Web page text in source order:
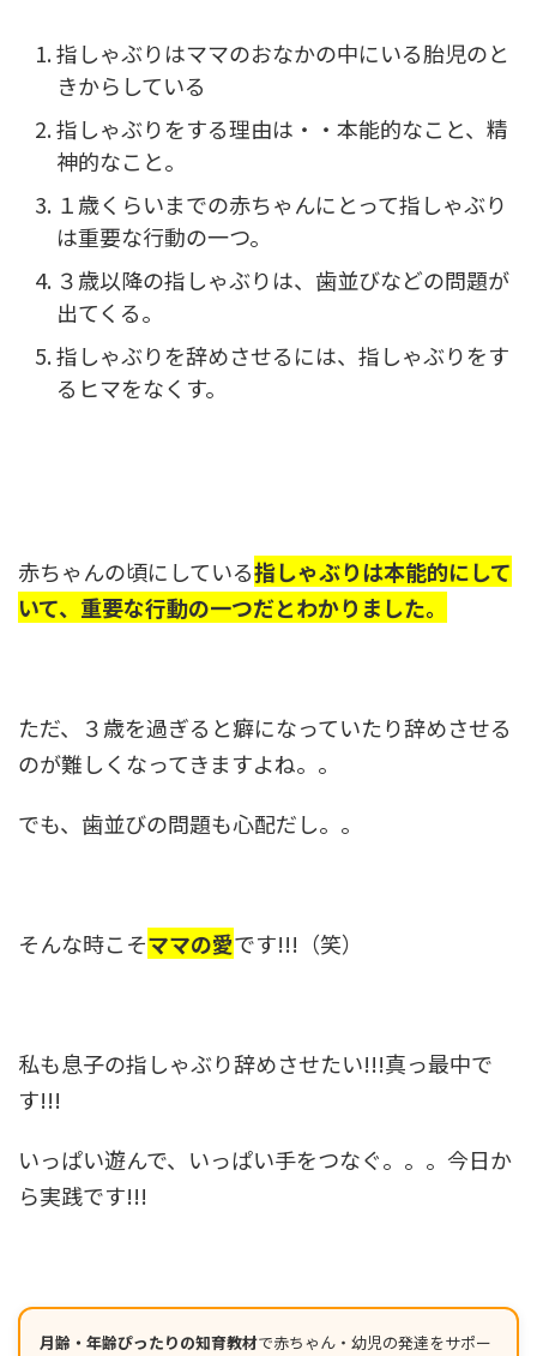
指しゃぶりはママのおなかの中にいる胎児のと
きからしている
指しゃぶりをする理由は・・本能的なこと、精
神的なこと。
１歳くらいまでの赤ちゃんにとって指しゃぶり
は重要な行動の一つ。
３歳以降の指しゃぶりは、歯並びなどの問題が
出てくる。
指しゃぶりを辞めさせるには、指しゃぶりをす
るヒマをなくす。
赤ちゃんの頃にしている指しゃぶりは本能的にして
いて、重要な行動の一つだとわかりました。
ただ、３歳を過ぎると癖になっていたり辞めさせる
のが難しくなってきますよね。。
でも、歯並びの問題も心配だし。。
そんな時こそママの愛です!!!（笑）
私も息子の指しゃぶり辞めさせたい!!!真っ最中で
す!!!
いっぱい遊んで、いっぱい手をつなぐ。。。今日か
ら実践です!!!
月齢・年齢ぴったりの知育教材で赤ちゃん・幼児の発達をサポー